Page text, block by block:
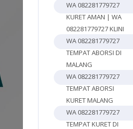
WA 082281779727
KURET AMAN | WA
082281779727 KLINI
WA 082281779727
TEMPAT ABORSI DI
MALANG
WA 082281779727
TEMPAT ABORSI
KURET MALANG
WA 082281779727
TEMPAT KURET DI